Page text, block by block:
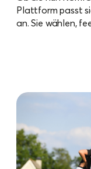
Plattform passt
an. Sie wählen,